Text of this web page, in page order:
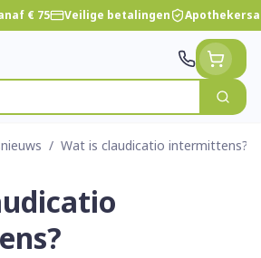
€ 75 Veilige betalingen
Zoek
/ Wat is claudicatio intermittens?